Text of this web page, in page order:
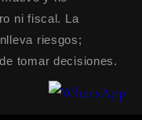
ni fiscal. La
riesgos;
tomar decisiones.